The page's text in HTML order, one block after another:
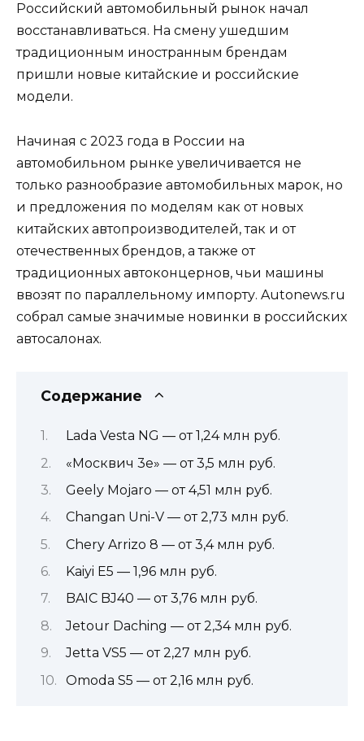
Российский автомобильный рынок начал
восстанавливаться. На смену ушедшим
традиционным иностранным брендам
пришли новые китайские и российские
модели.
Начиная с 2023 года в России на
автомобильном рынке увеличивается не
только разнообразие автомобильных марок, но
и предложения по моделям как от новых
китайских автопроизводителей, так и от
отечественных брендов, а также от
традиционных автоконцернов, чьи машины
ввозят по параллельному импорту. Autonews.ru
собрал самые значимые новинки в российских
автосалонах.
Содержание
Lada Vesta NG — от 1,24 млн руб.
«Москвич 3е» — от 3,5 млн руб.
Geely Mojaro — от 4,51 млн руб.
Changan Uni-V — от 2,73 млн руб.
Chery Arrizo 8 — от 3,4 млн руб.
Kaiyi E5 — 1,96 млн руб.
BAIC BJ40 — от 3,76 млн руб.
Jetour Daching — от 2,34 млн руб.
Jetta VS5 — от 2,27 млн руб.
Omoda S5 — от 2,16 млн руб.